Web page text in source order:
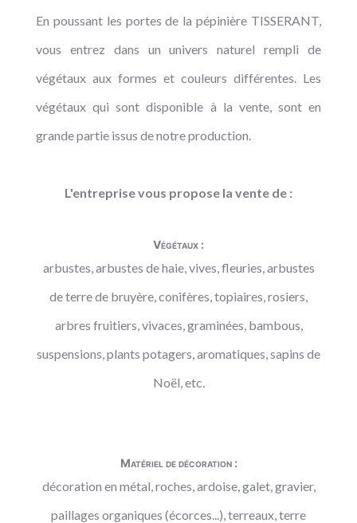
En poussant les portes de la pépinière TISSERANT,
vous entrez dans un univers naturel rempli de
végétaux aux formes et couleurs différentes. Les
végétaux qui sont disponible à la vente, sont en
grande partie issus de notre production.
L'entreprise vous propose la vente de :
Végétaux :
arbustes, arbustes de haie, vives, fleuries, arbustes
de terre de bruyère, conifères, topiaires, rosiers,
arbres fruitiers, vivaces, graminées, bambous,
suspensions, plants potagers, aromatiques, sapins de
Noël, etc.
Matériel de décoration :
décoration en métal, roches, ardoise, galet, gravier,
paillages organiques (écorces...), terreaux, terre